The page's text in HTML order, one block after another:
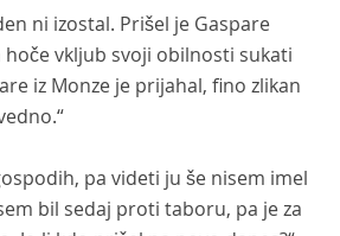
ni izostal. Prišel je Gaspare
hoče vkljub svoji obilnosti sukati
iz Monze je prijahal, fino zlikan
pa videti ju še nisem imel
bil sedaj proti taboru, pa je za